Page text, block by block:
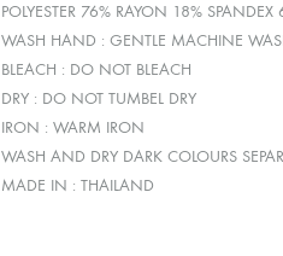
POLYESTER 76% RAYON 18% SPANDEX
WASH HAND : GENTLE MACHINE
BLEACH : DO NOT BLEACH
DRY : DO NOT TUMBEL DRY
IRON : WARM IRON
WASH AND DRY DARK COLOURS
MADE IN : THAILAND